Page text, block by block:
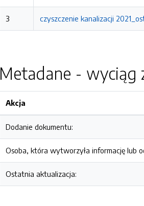
3 czyszczenie kanalizacji
Metadane - wyciąg
Akcja
Dodanie dokumentu:
Osoba, która wytworzyła informację lub
Ostatnia aktualizacja: